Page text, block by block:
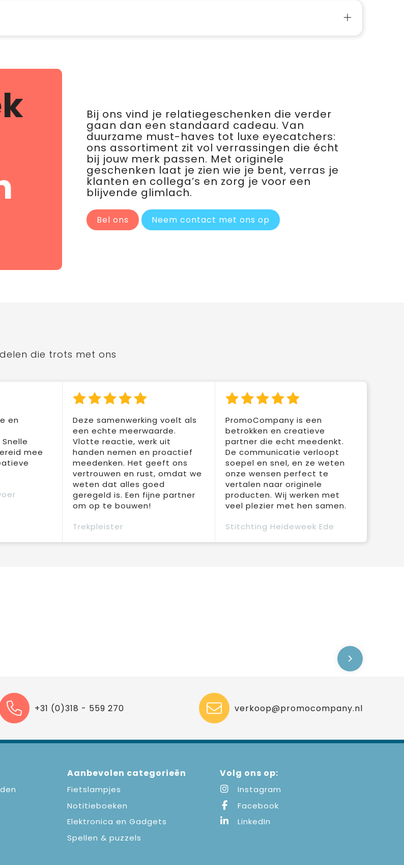
Bij ons vind je relatiegeschenken die verder
gaan dan een standaard cadeau. Van
duurzame must-haves tot luxe eyecatchers:
ons assortiment zit vol verrassingen die écht
bij jouw merk passen. Met originele
geschenken laat je zien wie je bent, verras je
klanten en collega’s en zorg je voor een
blijvende glimlach.
Bel ons Neem contact met ons op
die trots met ons
en
mee
Deze samenwerking voelt als
een echte meerwaarde.
Vlotte reactie, werk uit
handen nemen en proactief
meedenken. Het geeft ons
vertrouwen en rust, omdat we
weten dat alles goed
geregeld is. Een fijne partner
om op te bouwen!
Trekpleister
PromoCompany is een
betrokken en creatieve
partner die echt meedenkt.
De communicatie verloopt
soepel en snel, en ze weten
onze wensen perfect te
vertalen naar originele
producten. Wij werken met
veel plezier met hen samen.
Stitchting Heideweek Ede
+31 (0)318 - 559 270 verkoop@promocompany.nl
Aanbevolen categorieën
Fietslampjes
Notitieboeken
Elektronica en Gadgets
Spellen & puzzels
Volg ons op:
Instagram
Facebook
LinkedIn